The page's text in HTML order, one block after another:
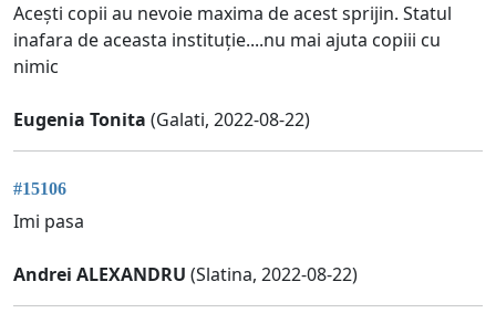
Acești copii au nevoie maxima de acest sprijin. Statul
inafara de aceasta instituție....nu mai ajuta copiii cu
nimic
Eugenia Tonita (Galati, 2022-08-22)
#15106
Imi pasa
Andrei ALEXANDRU (Slatina, 2022-08-22)